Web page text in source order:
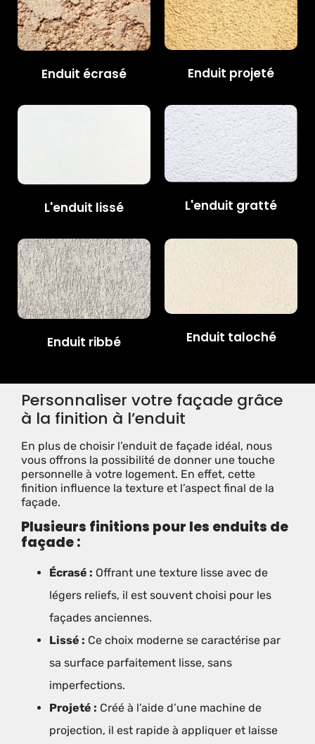
Enduit écrasé Enduit projeté
L'enduit lissé L'enduit gratté
Enduit ribbé Enduit taloché
Personnaliser votre façade grâce
à la finition à l’enduit
En plus de choisir l’enduit de façade idéal, nous
vous offrons la possibilité de donner une touche
personnelle à votre logement. En effet, cette
finition influence la texture et l’aspect final de la
façade.
Plusieurs finitions pour les enduits de
façade :
Écrasé : Offrant une texture lisse avec de
légers reliefs, il est souvent choisi pour les
façades anciennes.
Lissé : Ce choix moderne se caractérise par
sa surface parfaitement lisse, sans
imperfections.
Projeté : Créé à l’aide d’une machine de
projection, il est rapide à appliquer et laisse